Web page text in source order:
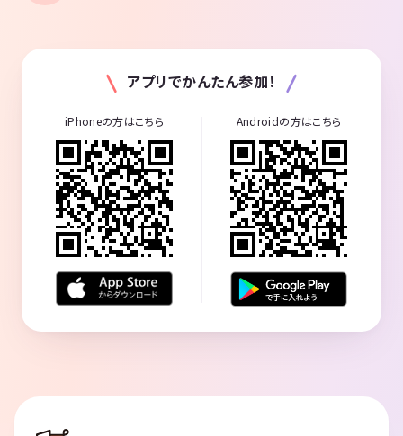
アプリでかんたん参加！
iPhoneの方はこちら Androidの方はこちら